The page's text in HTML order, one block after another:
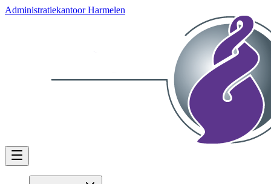
Administratiekantoor Harmelen